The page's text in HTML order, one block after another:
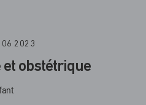
06 2023
et obstétrique